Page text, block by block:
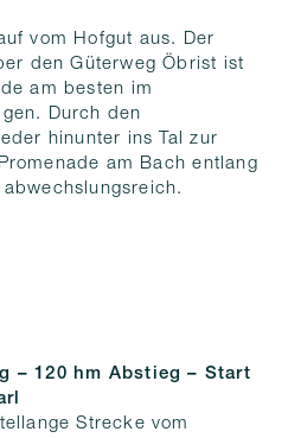
vom Hofgut aus. Der
den Güterweg Öbrist ist
am besten im
Durch den
hinunter ins Tal zur
am Bach entlang
– 120 hm Abstieg – Start
Strecke vom